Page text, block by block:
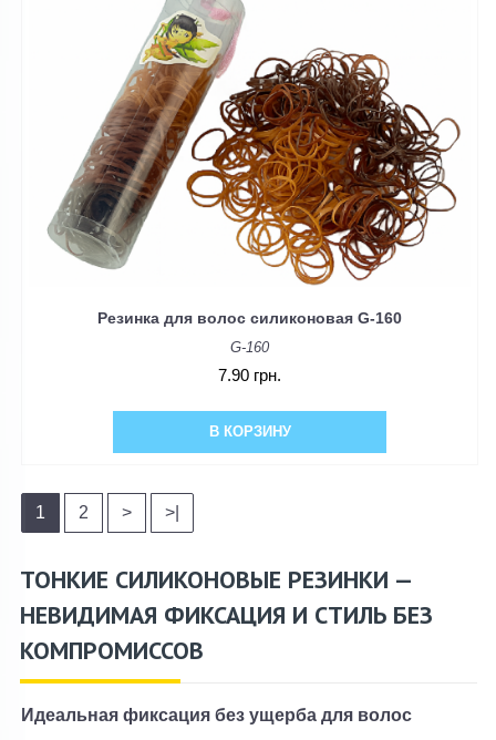
Резинка для волос силиконовая G-160
G-160
7.90 грн.
В КОРЗИНУ
1 2 > >|
ТОНКИЕ СИЛИКОНОВЫЕ РЕЗИНКИ —
НЕВИДИМАЯ ФИКСАЦИЯ И СТИЛЬ БЕЗ
КОМПРОМИССОВ
Идеальная фиксация без ущерба для волос